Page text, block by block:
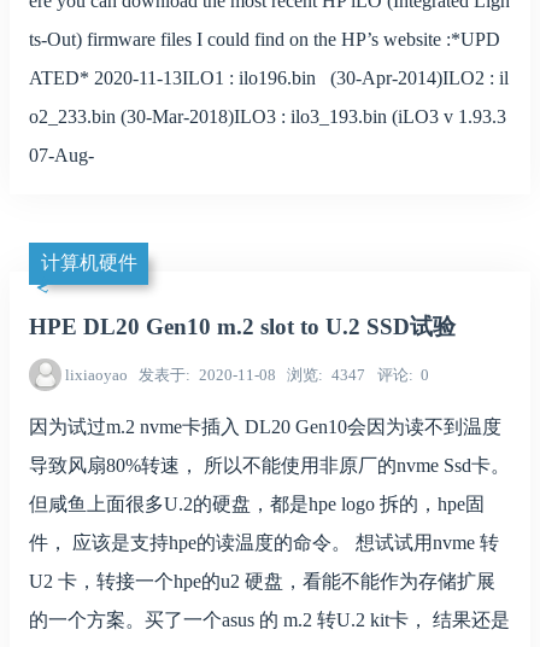
ts-Out) firmware files I could find on the HP’s website :*UPD
ATED* 2020-11-13ILO1 : ilo196.bin (30-Apr-2014)ILO2 : il
o2_233.bin (30-Mar-2018)ILO3 : ilo3_193.bin (iLO3 v 1.93.3
07-Aug-
计算机硬件
HPE DL20 Gen10 m.2 slot to U.2 SSD试验
lixiaoyao 发表于 2020-11-08 浏览 4347 评论 0
因为试过m.2 nvme卡插入 DL20 Gen10会因为读不到温度
导致风扇80%转速， 所以不能使用非原厂的nvme Ssd卡。
但咸鱼上面很多U.2的硬盘，都是hpe logo 拆的，hpe固
件， 应该是支持hpe的读温度的命令。 想试试用nvme 转
U2 卡，转接一个hpe的u2 硬盘，看能不能作为存储扩展
的一个方案。买了一个asus 的 m.2 转U.2 kit卡， 结果还是